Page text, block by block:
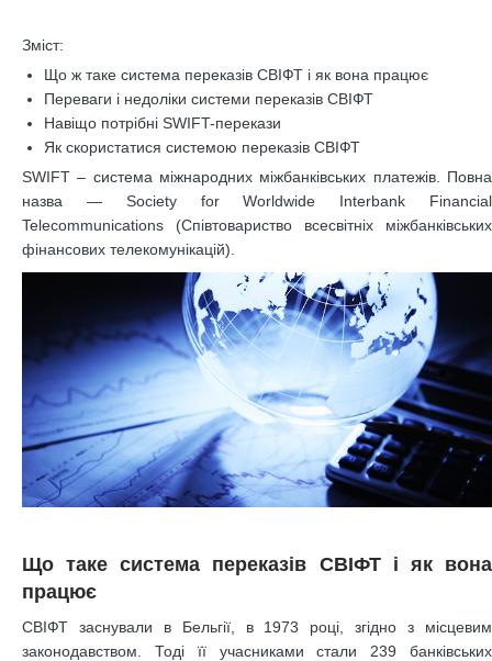
Зміст:
Що ж таке система переказів СВІФТ і як вона працює
Переваги і недоліки системи переказів СВІФТ
Навіщо потрібні SWIFT-перекази
Як скористатися системою переказів СВІФТ
SWIFT – система міжнародних міжбанківських платежів. Повна
назва — Society for Worldwide Interbank Financial
Telecommunications (Співтовариство всесвітніх міжбанківських
фінансових телекомунікацій).
Що таке система переказів СВІФТ і як вона
працює
СВІФТ заснували в Бельгії, в 1973 році, згідно з місцевим
законодавством. Тоді її учасниками стали 239 банківських